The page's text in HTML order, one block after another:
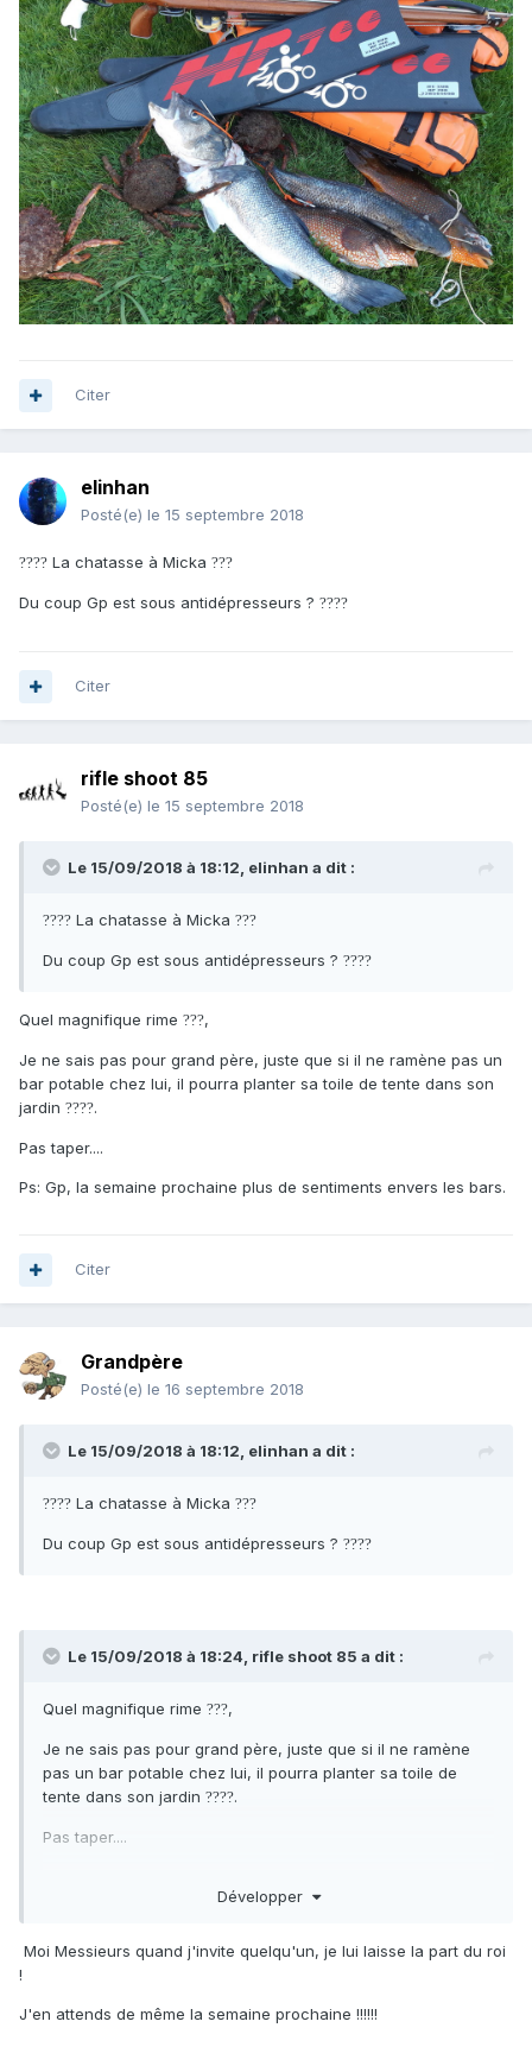
Citer
elinhan
Posté(e) le 15 septembre 2018
???? La chatasse à Micka ???
Du coup Gp est sous antidépresseurs ? ????
Citer
rifle shoot 85
Posté(e) le 15 septembre 2018
Le 15/09/2018 à 18:12, elinhan a dit :
???? La chatasse à Micka ???
Du coup Gp est sous antidépresseurs ? ????
Quel magnifique rime ???,
Je ne sais pas pour grand père, juste que si il ne ramène pas un
bar potable chez lui, il pourra planter sa toile de tente dans son
jardin ????.
Pas taper....
Ps: Gp, la semaine prochaine plus de sentiments envers les bars.
Citer
Grandpère
Posté(e) le 16 septembre 2018
Le 15/09/2018 à 18:12, elinhan a dit :
???? La chatasse à Micka ???
Du coup Gp est sous antidépresseurs ? ????
Le 15/09/2018 à 18:24, rifle shoot 85 a dit :
Quel magnifique rime ???,
Je ne sais pas pour grand père, juste que si il ne ramène
pas un bar potable chez lui, il pourra planter sa toile de
tente dans son jardin ????.
Pas taper....
Développer
Moi Messieurs quand j'invite quelqu'un, je lui laisse la part du roi
!
J'en attends de même la semaine prochaine !!!!!!